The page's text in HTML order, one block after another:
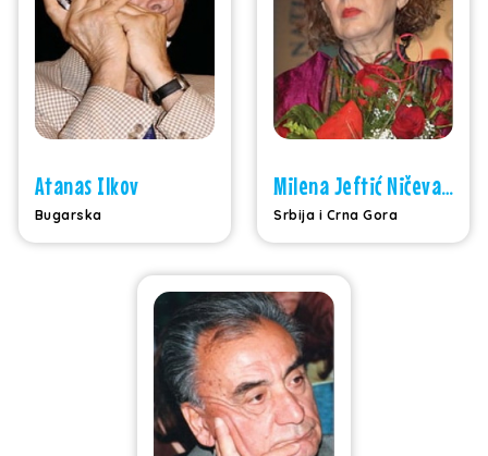
Atanas Ilkov
Bugarska
Milena Jeftić Ničeva Kostić
Srbija i Crna Gora